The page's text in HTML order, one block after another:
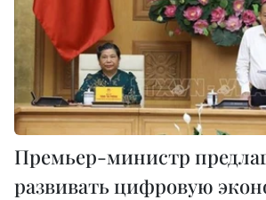
Премьер-министр
развивать цифровую